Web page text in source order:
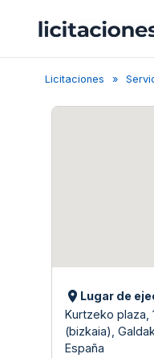
Licitaciones
Lugar de
Kurtzeko plaza,
(bizkaia),
España